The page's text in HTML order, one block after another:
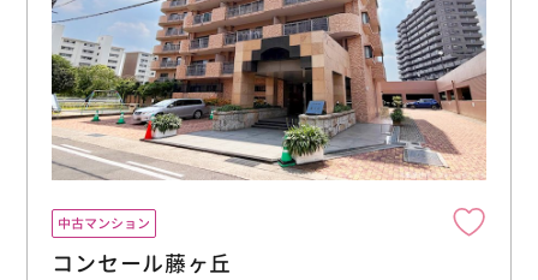
中古マンション
コンセール藤ヶ丘